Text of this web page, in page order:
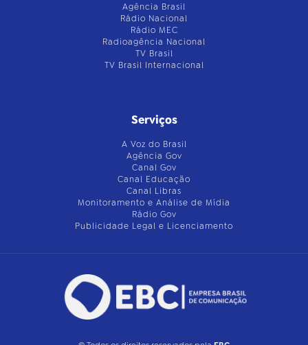
Agência Brasil
Rádio Nacional
Rádio MEC
Radioagência Nacional
TV Brasil
TV Brasil Internacional
Serviços
A Voz do Brasil
Agência Gov
Canal Gov
Canal Educação
Canal Libras
Monitoramento e Análise de Mídia
Rádio Gov
Publicidade Legal e Licenciamento